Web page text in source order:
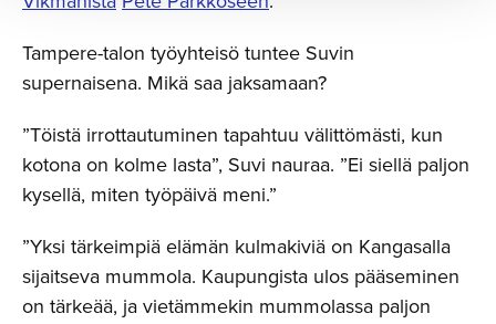
Tampere-talon työyhteisö tuntee Suvin
supernaisena. Mikä saa jaksamaan?
”Töistä irrottautuminen tapahtuu välittömästi, kun
kotona on kolme lasta”, Suvi nauraa. ”Ei siellä paljon
kysellä, miten työpäivä meni.”
”Yksi tärkeimpiä elämän kulmakiviä on Kangasalla
sijaitseva mummola. Kaupungista ulos pääseminen
on tärkeää, ja vietämmekin mummolassa paljon